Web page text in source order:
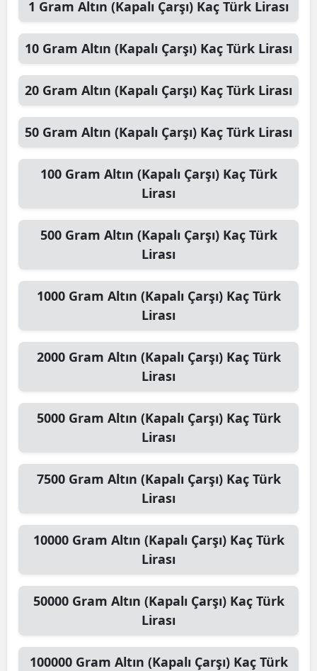
1 Gram Altın (Kapalı Çarşı) Kaç Türk Lirası
10 Gram Altın (Kapalı Çarşı) Kaç Türk Lirası
20 Gram Altın (Kapalı Çarşı) Kaç Türk Lirası
50 Gram Altın (Kapalı Çarşı) Kaç Türk Lirası
100 Gram Altın (Kapalı Çarşı)Kaç Türk
Lirası
500 Gram Altın (Kapalı Çarşı)Kaç Türk
Lirası
1000 Gram Altın (Kapalı Çarşı)Kaç Türk
Lirası
2000 Gram Altın (Kapalı Çarşı)Kaç Türk
Lirası
5000 Gram Altın (Kapalı Çarşı)Kaç Türk
Lirası
7500 Gram Altın (Kapalı Çarşı)Kaç Türk
Lirası
10000 Gram Altın (Kapalı Çarşı)Kaç Türk
Lirası
50000 Gram Altın (Kapalı Çarşı)Kaç Türk
Lirası
100000 Gram Altın (Kapalı Çarşı)Kaç Türk